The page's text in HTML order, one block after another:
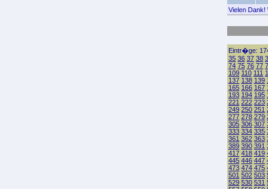
Vielen Dank!
Eintr�ge:
35 36 37 38
74 75 76 77
109 110 111
137 138 139
165 166 167
193 194 195
221 222 223
249 250 251
277 278 279
305 306 307
333 334 335
361 362 363
389 390 391
417 418 419
445 446 447
473 474 475
501 502 503
529 530 531